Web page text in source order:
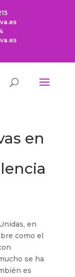
en
en
como el
se ha
es